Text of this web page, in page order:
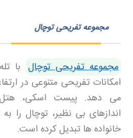
مجموعه تفریحی توچال
مجموعه تفریحی توچال با
امکانات تفریحی متنوعی در
می دهد. پیست اسکی،
اندازهای بی نظیر، توچال را
خانواده ها تبدیل کرده است.